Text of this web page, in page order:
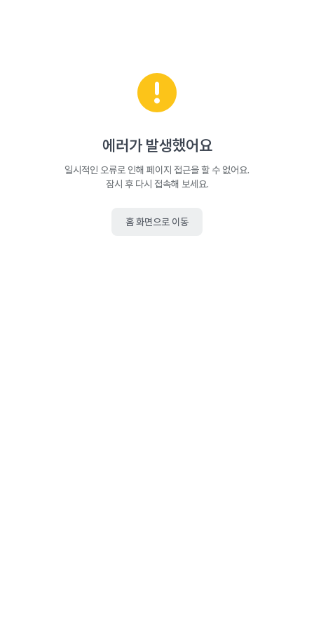
에러가 발생했어요
일시적인 오류로 인해 페이지 접근을 할 수 없어요.
잠시 후 다시 접속해 보세요.
홈 화면으로 이동